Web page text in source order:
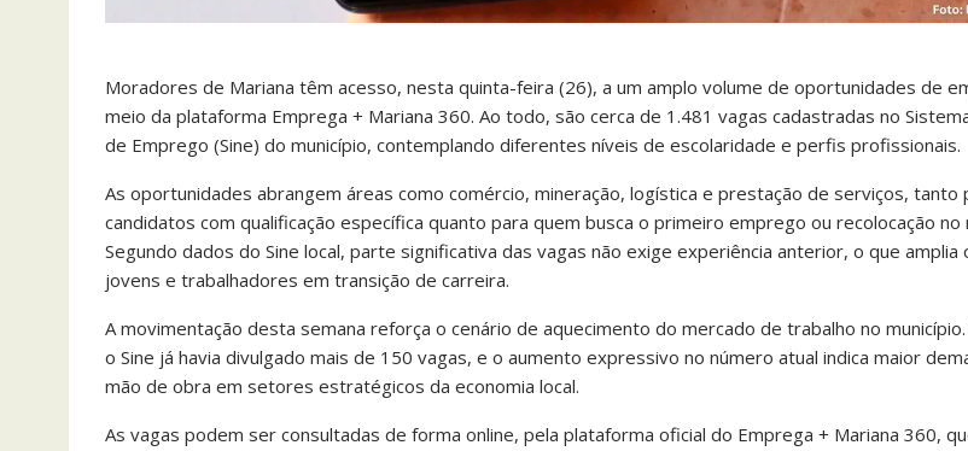
Moradores de Mariana têm acesso, nesta quinta-feira (26), a um amplo volume de oportunidades de
meio da plataforma Emprega + Mariana 360. Ao todo, são cerca de 1.481 vagas cadastradas no
de Emprego (Sine) do município, contemplando diferentes níveis de escolaridade e perfis profissionais.
As oportunidades abrangem áreas como comércio, mineração, logística e prestação de serviços, tanto
candidatos com qualificação específica quanto para quem busca o primeiro emprego ou recolocação no
Segundo dados do Sine local, parte significativa das vagas não exige experiência anterior, o que amplia
jovens e trabalhadores em transição de carreira.
A movimentação desta semana reforça o cenário de aquecimento do mercado de trabalho no
o Sine já havia divulgado mais de 150 vagas, e o aumento expressivo no número atual indica maior
mão de obra em setores estratégicos da economia local.
As vagas podem ser consultadas de forma online, pela plataforma oficial do Emprega + Mariana 360,